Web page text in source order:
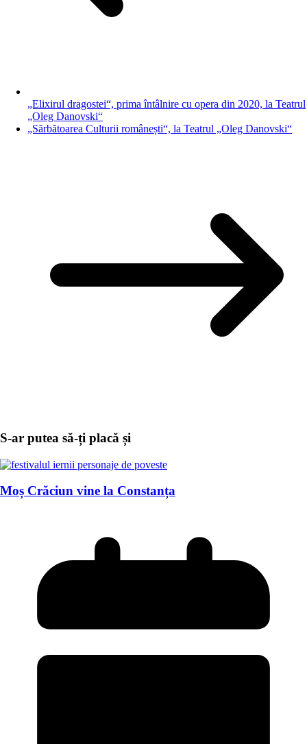
„Elixirul dragostei“, prima întâlnire cu opera din 2020, la Teatrul
„Oleg Danovski“
„Sărbătoarea Culturii românești“, la Teatrul „Oleg Danovski“
S-ar putea să-ți placă și
Moș Crăciun vine la Constanța